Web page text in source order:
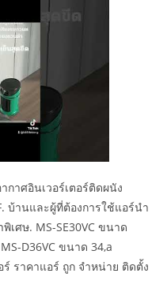
กาศอินเวอร์เตอร์ติดผนัง
บ้านและผู้ที่ต้องการใช้แอร์นำ
เศษ. MS-SE30VC ขนาด
D36VC ขนาด 34,a
ราคาแอร์ ถูก จำหน่าย ติดตั้ง